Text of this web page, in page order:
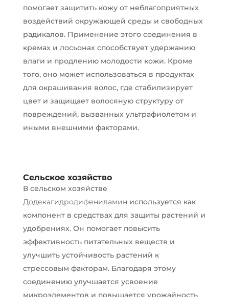
помогает защитить кожу от неблагоприятных
воздействий окружающей среды и свободных
радикалов. Применение этого соединения в
кремах и лосьонах способствует удержанию
влаги и продлению молодости кожи. Кроме
того, оно может использоваться в продуктах
для окрашивания волос, где стабилизирует
цвет и защищает волосяную структуру от
повреждений, вызванных ультрафиолетом и
иными внешними факторами.
Сельское хозяйство
В сельском хозяйстве
Додекагидродифениламин используется как
компонент в средствах для защиты растений и
удобрениях. Он помогает повысить
эффективность питательных веществ и
улучшить устойчивость растений к
стрессовым факторам. Благодаря этому
соединению улучшается усвоение